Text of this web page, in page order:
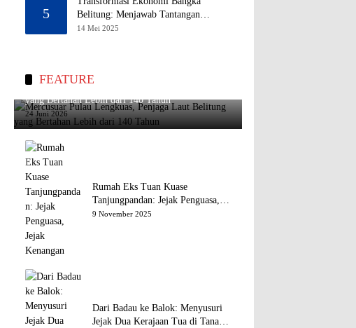
5
Belitung: Menjawab Tantangan
Melalui Pengelolaan Sumber Daya
14 Mei 2025
FEATURE
Mercusuar Pulau Lengkuas, Penjaga Laut Belitung
yang Bertahan Lebih dari 140 Tahun
24 Juni 2026
Rumah Eks Tuan Kuase
Tanjungpandan: Jejak Penguasa,
Jejak Kenangan
9 November 2025
Dari Badau ke Balok: Menyusuri
Jejak Dua Kerajaan Tua di Tanah